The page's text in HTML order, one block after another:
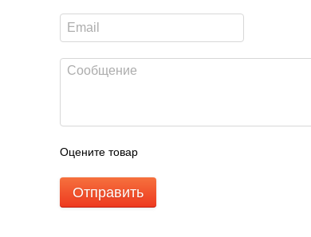
Оцените товар
Отправить